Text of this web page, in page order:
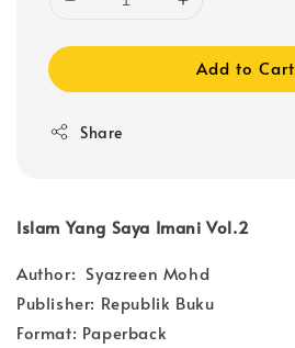
Add to Cart
Share
Islam Yang Saya Imani Vol.2
Author: Syazreen Mohd
Publisher: Republik Buku
Format: Paperback